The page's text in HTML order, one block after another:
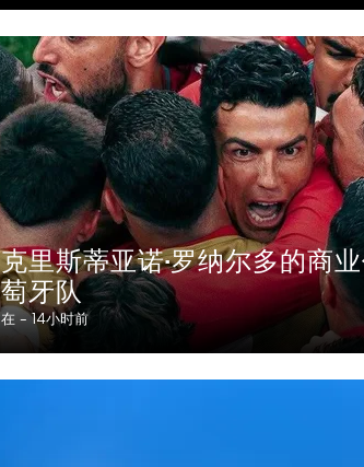
克里斯蒂亚诺·罗纳尔多的商
萄牙队
在 -14小时前